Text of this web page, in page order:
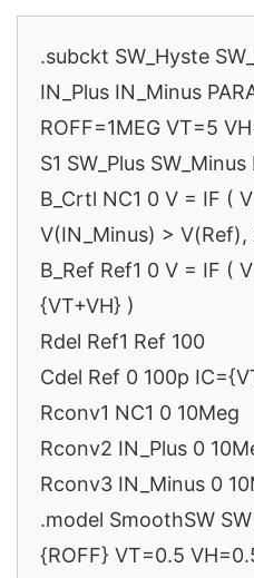
.subckt SW_Hyste
IN_Plus IN_Minus
ROFF=1MEG VT=5
S1 SW_Plus
B_Crtl NC1 0 V = IF (
V(IN_Minus) > V(Ref),
B_Ref Ref1 0 V = IF (
{VT+VH} )
Rdel Ref1 Ref 100
Cdel Ref 0 100p
Rconv1 NC1 0 10Meg
Rconv2 IN_Plus 0
Rconv3 IN_Minus 0
.model SmoothSW
{ROFF} VT=0.5